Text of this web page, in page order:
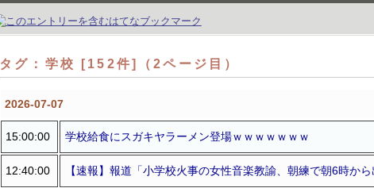
タグ：学校 [152件]（2ページ目）
2026-07-07
15:00:00 学校給食にスガキヤラーメン登場ｗｗｗｗｗｗｗ
12:40:00 【速報】報道「小学校火事の女性音楽教諭、朝練で朝6時